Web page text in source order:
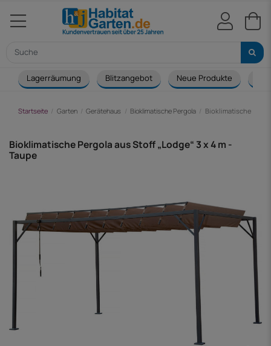
Lagerräumung Blitzangebot Neue Produkte
Startseite Garten Gerätehaus Bioklimatische Pergola Bioklimatische
Bioklimatische Pergola aus Stoff „Lodge“ 3 x 4 m -
Taupe